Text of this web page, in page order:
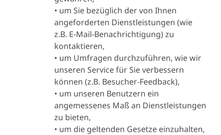
Lundbeck.com -
Durch die Verwendung von
Cookies können wir
Informationen darüber
sammeln, wie Sie
lundbeck.com nutzen und
wie Sie sich online verhalten.
Die Art der erfassten
• um Sie bezüglich der von Ihnen
angeforderten Dienstleistungen (wie
z.B. E-Mail-Benachrichtigung) zu
kontaktieren,
• um Umfragen durchzuführen, wie wir
unseren Service für Sie verbessern
können (z.B. Besucher-Feedback),
• um unseren Benutzern ein
angemessenes Maß an Dienstleistungen
zu bieten,
• um die geltenden Gesetze einzuhalten,